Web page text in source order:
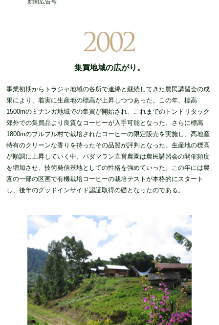
集買地域の広がり。
事業初期からトラジャ地域の各所で連綿と継続してきた農民講習会の成
果により、着実に生産地の標高が上昇しつつあった。この年、標高
1500mのミナンガ地域での集買が開始され、これまでのトンドリタック
郊外での集買品より良質なコーヒーが入手可能となった。さらに標高
1800mのプルプル村で栽培されたコーヒーの限定販売を実施し、高地産
特有のクリーンな香りを持ったその品質が評判となった。生産地の標高
が順調に上昇していく中、パダマラン直営農園は農民講習会の開催頻度
を増加させ、技術発信基地としての性格を強めていった。この年には農
園の一部の区画で有機栽培コーヒーの栽培テストが本格的にスタート
し、後年のグッドインサイド認証取得の礎となったのである。